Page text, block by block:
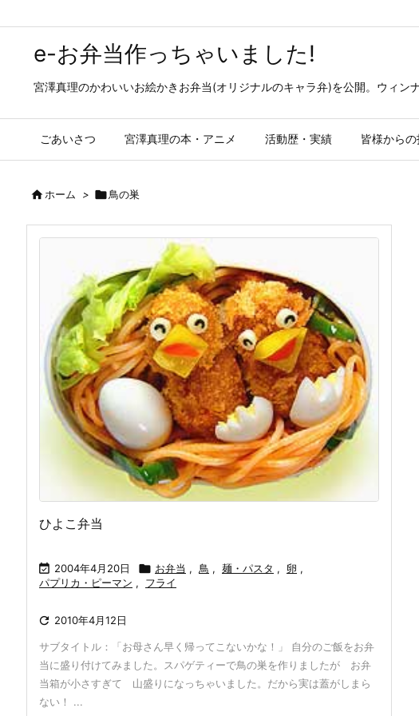
e-お弁当作っちゃいました!
宮澤真理のかわいいお絵かきお弁当(オリジナルのキャラ弁)を公開。ウィ
ごあいさつ 宮澤真理の本・アニメ 活動歴・実績 皆様から
ホーム > 鳥の巣
ひよこ弁当
 2004年4月20日  お弁当 , 鳥 , 麺・パスタ , 卵 ,
パプリカ・ピーマン , フライ
 2010年4月12日
サブタイトル：「お母さん早く帰ってこないかな！」 自分のご飯をお弁
当に盛り付けてみました。スパゲティーで鳥の巣を作りましたが お弁
当箱が小さすぎて 山盛りになっちゃいました。だから実は蓋がしまら
ない！ ...